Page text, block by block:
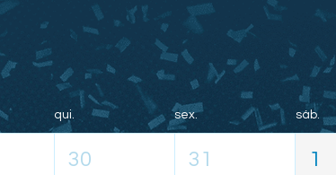
qui. sex. sáb.
30 31 1